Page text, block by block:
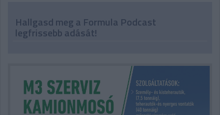
Hallgasd meg a Formula Podcast
legfrissebb adását!